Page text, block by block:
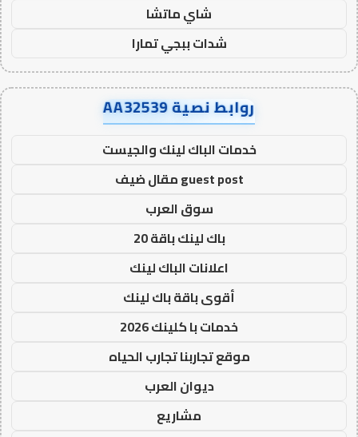
شاي ماتشا
شدات ببجي تمارا
روابط نصية AA32539
خدمات الباك لينك والجيست
guest post مقال ضيف
سوق العرب
باك لينك باقة 20
اعلانات الباك لينك
أقوى باقة باك لينك
خدمات با كلينك 2026
موقع تجاربنا تجارب الحياه
ديوان العرب
مشاريع